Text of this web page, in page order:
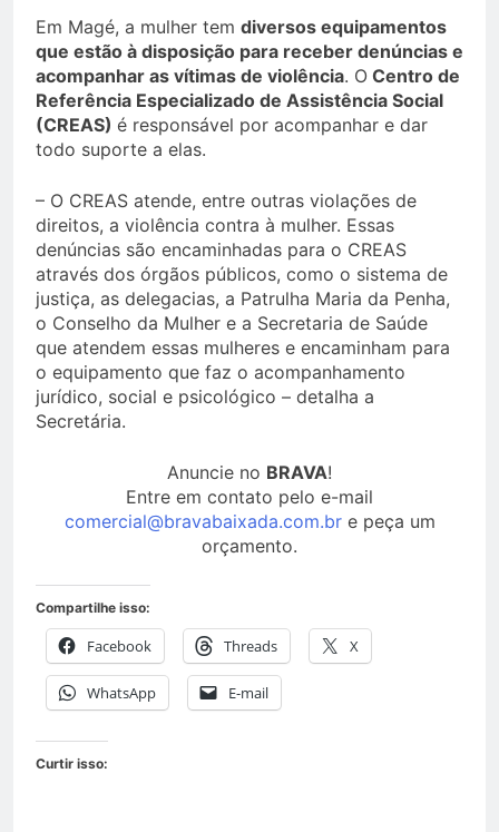
Em Magé, a mulher tem diversos equipamentos
que estão à disposição para receber denúncias e
acompanhar as vítimas de violência. O Centro de
Referência Especializado de Assistência Social
(CREAS) é responsável por acompanhar e dar
todo suporte a elas.
– O CREAS atende, entre outras violações de
direitos, a violência contra à mulher. Essas
denúncias são encaminhadas para o CREAS
através dos órgãos públicos, como o sistema de
justiça, as delegacias, a Patrulha Maria da Penha,
o Conselho da Mulher e a Secretaria de Saúde
que atendem essas mulheres e encaminham para
o equipamento que faz o acompanhamento
jurídico, social e psicológico – detalha a
Secretária.
Anuncie no BRAVA!
Entre em contato pelo e-mail
comercial@bravabaixada.com.bre peça um
orçamento.
Compartilhe isso:
Facebook Threads X
WhatsApp E-mail
Curtir isso: